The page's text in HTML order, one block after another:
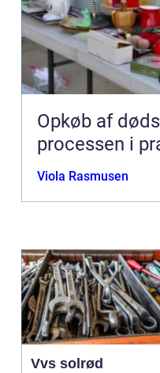
Opkøb af dødsbo sådan
processen i
Viola Rasmusen
Vvs solrød